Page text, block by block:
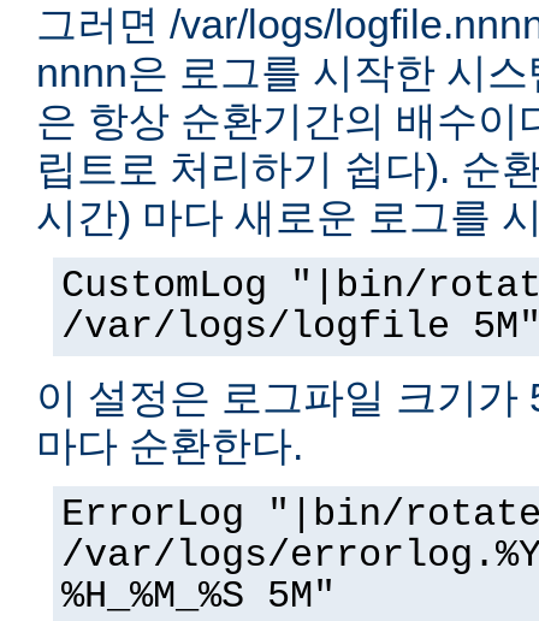
그러면 /var/logs/
nnnn은 로그를 시작한 시
은 항상 순환기간의 배수이
립트로 처리하기 쉽다). 순
시간) 마다 새로운 로그를
CustomLog "|bin/
/var/logs/logfile 5M"
이 설정은 로그파일 크기가
마다 순환한다.
ErrorLog "|bin/
/var/logs/errorlog.%Y-
%H_%M_%S 5M"